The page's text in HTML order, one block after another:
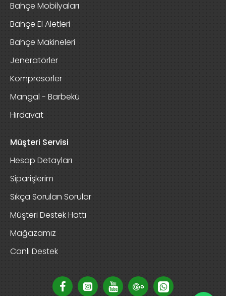
Bahçe Mobilyaları
Bahçe El Aletleri
Bahçe Makineleri
Jeneratörler
Kompresörler
Mangal - Barbekü
Hırdavat
Müşteri Servisi
Hesap Detayları
Siparişlerim
Sıkça Sorulan Sorular
Müşteri Destek Hattı
Mağazamız
Canlı Destek